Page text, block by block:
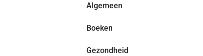
Algemeen
Boeken
Gezondheid